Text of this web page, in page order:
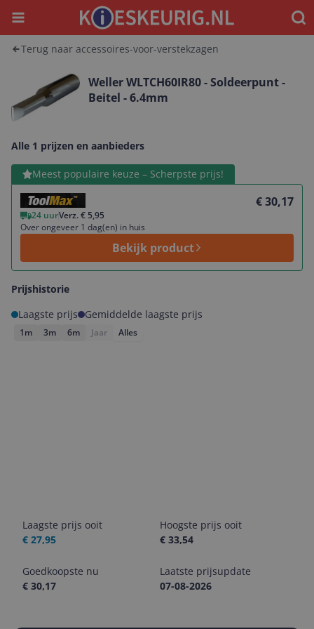
Menu
Terug naar accessoires-voor-verstekzagen
Weller WLTCH60IR80 - Soldeerpunt -
Beitel - 6.4mm
Alle 1 prijzen en aanbieders
Meest populaire keuze – Scherpste prijs!
€ 30,17
24 uurVerz. € 5,95
Over ongeveer 1 dag(en) in huis
Bekijk product
Bekijk product
Prijshistorie
Laagste prijs
Gemiddelde laagste prijs
1m 3m 6m Jaar Alles
Laagste prijs ooit
€ 27,95
Hoogste prijs ooit
€ 33,54
Goedkoopste nu
€ 30,17
Laatste prijsupdate
07-08-2026